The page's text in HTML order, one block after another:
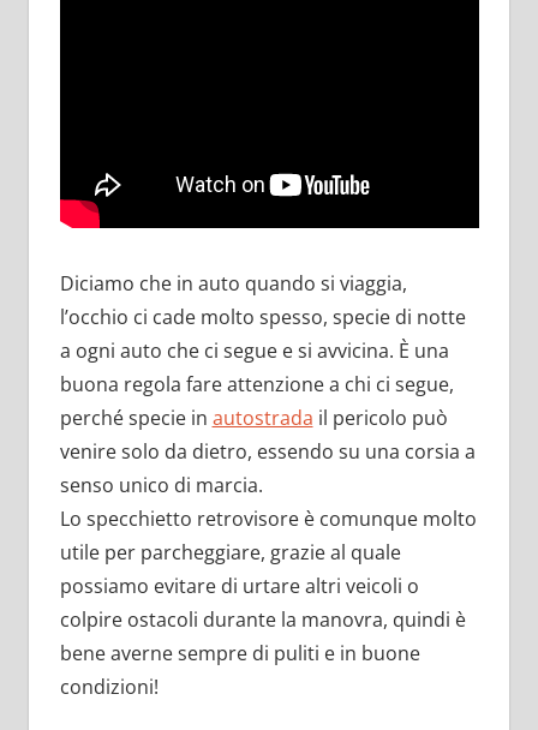
Diciamo che in auto quando si viaggia,
l’occhio ci cade molto spesso, specie di notte
a ogni auto che ci segue e si avvicina. È una
buona regola fare attenzione a chi ci segue,
perché specie in autostrada il pericolo può
venire solo da dietro, essendo su una corsia a
senso unico di marcia.
Lo specchietto retrovisore è comunque molto
utile per parcheggiare, grazie al quale
possiamo evitare di urtare altri veicoli o
colpire ostacoli durante la manovra, quindi è
bene averne sempre di puliti e in buone
condizioni!